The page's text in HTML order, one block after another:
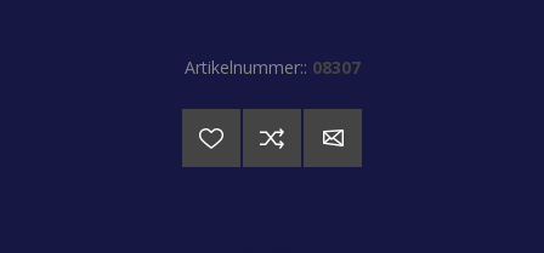
Artikelnummer:: 08307